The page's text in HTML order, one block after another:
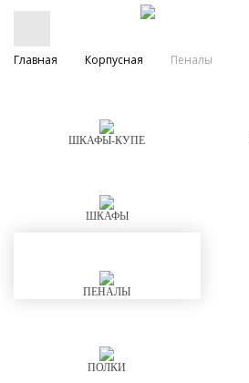
Главная Корпусная Пеналы
ШКАФЫ-КУПЕ
ШКАФЫ
ПЕНАЛЫ
ПОЛКИ